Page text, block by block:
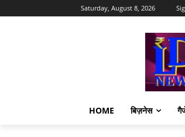
Saturday, August 8, 2026
HOME बिज़नेस